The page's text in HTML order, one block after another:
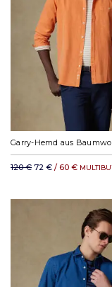
120 € 72 € / 60 €